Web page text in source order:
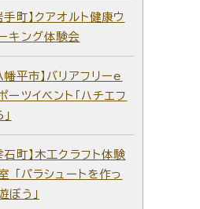
手町】クアオルト健康ウ
キング体験会
幡平市】バリアフリーe
ーツイベント「ハチエフ
石町】木工クラフト体験
「パラシュートを作っ
ぼう」